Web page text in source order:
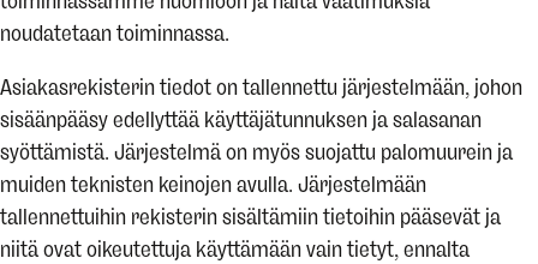
noudatetaan toiminnassa.
Asiakasrekisterin tiedot on tallennettu järjestelmään, johon
sisäänpääsy edellyttää käyttäjätunnuksen ja salasanan
syöttämistä. Järjestelmä on myös suojattu palomuurein ja
muiden teknisten keinojen avulla. Järjestelmään
tallennettuihin rekisterin sisältämiin tietoihin pääsevät ja
niitä ovat oikeutettuja käyttämään vain tietyt, ennalta